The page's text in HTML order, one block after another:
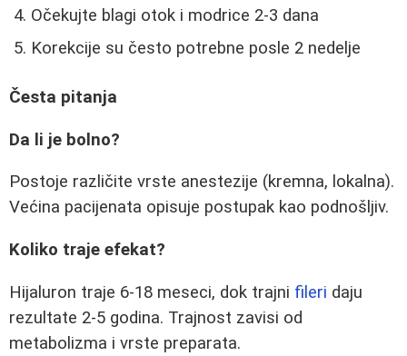
Očekujte blagi otok i modrice 2-3 dana
Korekcije su često potrebne posle 2 nedelje
Česta pitanja
Da li je bolno?
Postoje različite vrste anestezije (kremna, lokalna).
Većina pacijenata opisuje postupak kao podnošljiv.
Koliko traje efekat?
Hijaluron traje 6-18 meseci, dok trajni fileri daju
rezultate 2-5 godina. Trajnost zavisi od
metabolizma i vrste preparata.